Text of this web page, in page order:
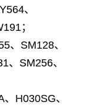
、
；
、SM128、
、SM256、
H030SG、